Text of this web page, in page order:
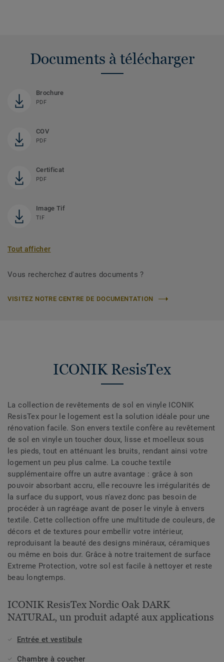
Documents à télécharger
Brochure
PDF
COV
PDF
Certificat
PDF
Image Tif
TIF
Tout afficher
Vous recherchez d'autres documents ?
VISITEZ NOTRE CENTRE DE DOCUMENTATION
ICONIK ResisTex
La collection de revêtements de sol en vinyle ICONIK
ResisTex pour le logement est la solution idéale pour une
rénovation facile. Son envers textile confère au revêtement
de sol en vinyle un toucher doux, lisse et moelleux sous
les pieds, tout en atténuant les bruits, rendant ainsi votre
logement un peu plus calme. La couche textile
supplémentaire offre un autre avantage : grâce à son
pouvoir absorbant accru, elle recouvre les irrégularités de
la surface du support, vous n'avez donc pas besoin de
procéder à un ragréage avant de poser le vinyle à envers
textile. Cette collection offre une multitude de couleurs, de
décors et de textures pour embellir votre intérieur,
reproduisant la beauté des designs minéraux, céramiques
ou même en bois dur. Grâce à notre traitement de surface
Extreme Protection, votre sol est facile à nettoyer et reste
beau longtemps.
ICONIK ResisTex Nordic Oak DARK
NATURAL, un produit adapté aux applications
Entrée et vestibule
Chambre à coucher